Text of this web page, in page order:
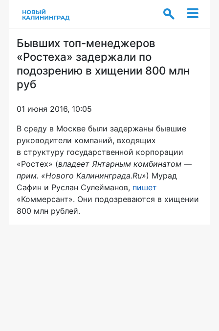
Бывших топ-менеджеров
«Ростеха» задержали по
подозрению в хищении 800 млн
руб
01 июня 2016, 10:05
В среду в Москве были задержаны бывшие
руководители компаний, входящих
в структуру государственной корпорации
«Ростех» (владеет Янтарным комбинатом —
прим. «Нового Калининграда.Ru») Мурад
Сафин и Руслан Сулейманов, пишет
«Коммерсант». Они подозреваются в хищении
800 млн рублей.